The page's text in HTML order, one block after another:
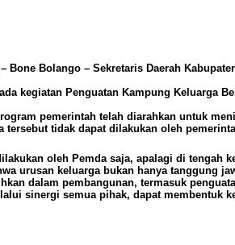
– Bone Bolango – Sekretaris Daerah
kegiatan Penguatan Kampung Keluarga
pemerintah telah diarahkan untuk
tersebut tidak dapat dilakukan oleh
oleh Pemda saja, apalagi di tengah
urusan keluarga bukan hanya tanggung
dalam pembangunan, termasuk
sinergi semua pihak, dapat membentuk